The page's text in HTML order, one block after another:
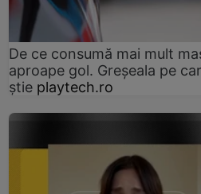
De ce consumă mai mult
aproape gol. Greșeala pe
știe playtech.ro